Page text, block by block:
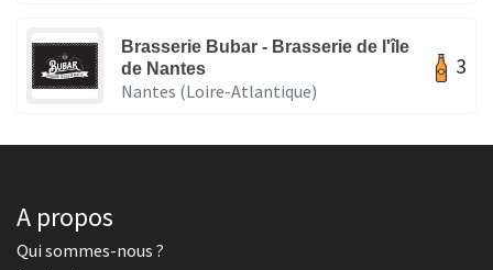
Brasserie Bubar - Brasserie de l'île
de Nantes
Nantes (Loire-Atlantique)
3
A propos
Qui sommes-nous ?